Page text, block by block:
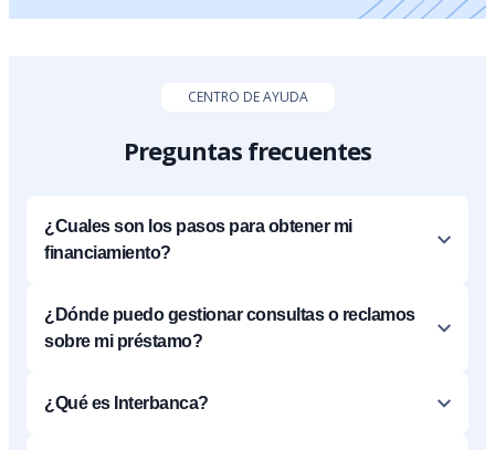
CENTRO DE AYUDA
Preguntas frecuentes
¿Cuales son los pasos para obtener mi
financiamiento?
¿Dónde puedo gestionar consultas o reclamos
sobre mi préstamo?
¿Qué es Interbanca?